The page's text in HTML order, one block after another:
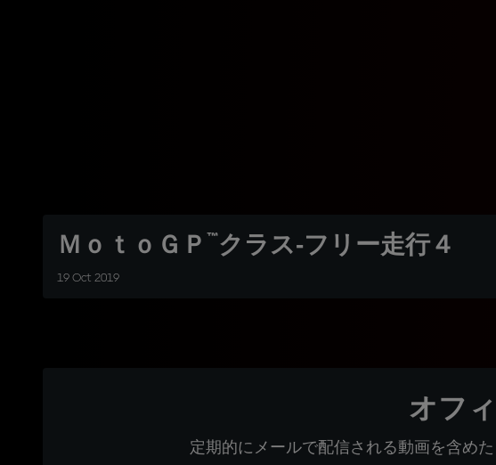
ＭｏｔｏＧＰ™クラス‐フリー走行４
19 Oct 2019
オフ
定期的にメールで配信される動画を含め